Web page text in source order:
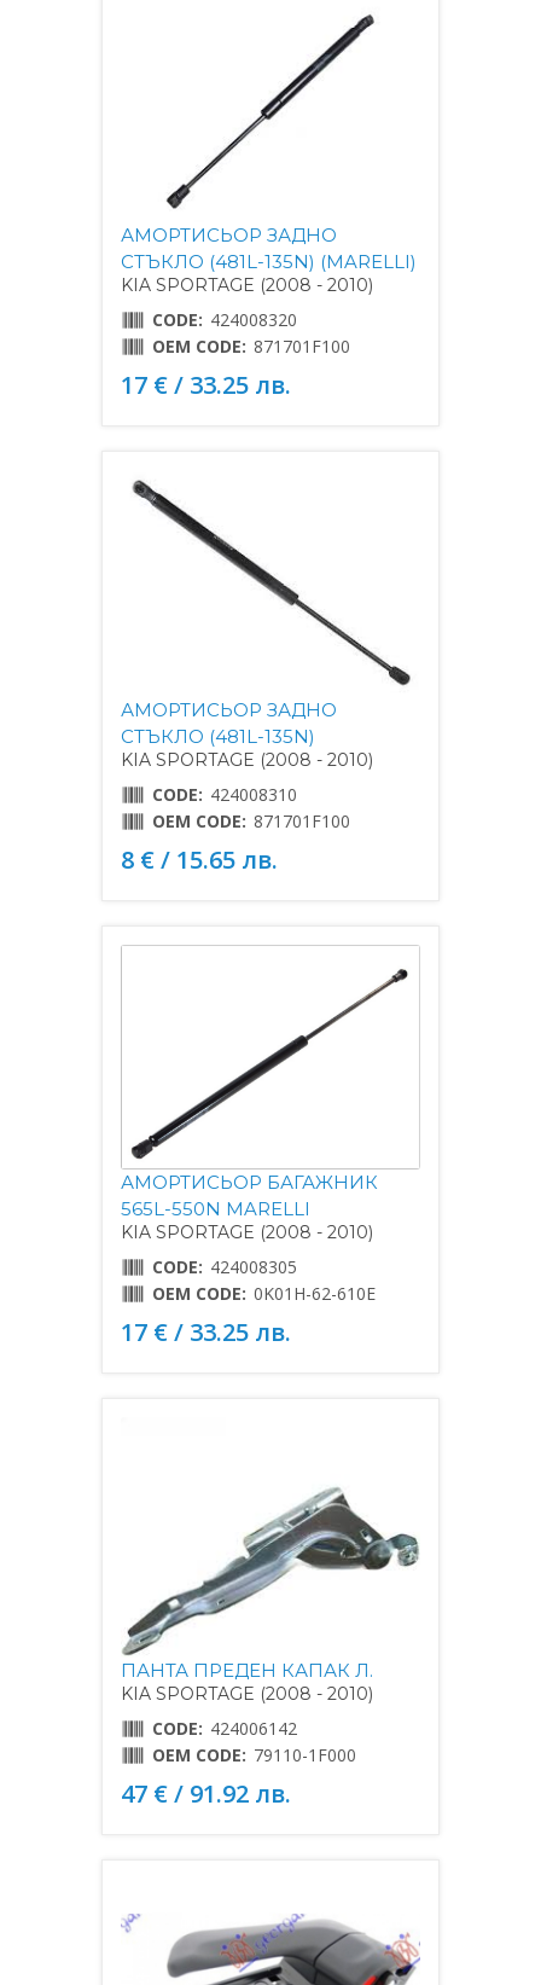
АМОРТИСЬОР ЗАДНО
СТЪКЛО (481L-135N) (MARELLI)
KIA SPORTAGE (2008 - 2010)
CODE: 424008320
OEM CODE: 871701F100
17 € / 33.25 лв.
АМОРТИСЬОР ЗАДНО
СТЪКЛО (481L-135N)
KIA SPORTAGE (2008 - 2010)
CODE: 424008310
OEM CODE: 871701F100
8 € / 15.65 лв.
АМОРТИСЬОР БАГАЖНИК
565L-550N MARELLI
KIA SPORTAGE (2008 - 2010)
CODE: 424008305
OEM CODE: 0K01H-62-610E
17 € / 33.25 лв.
ПАНТА ПРЕДЕН КАПАК Л.
KIA SPORTAGE (2008 - 2010)
CODE: 424006142
OEM CODE: 79110-1F000
47 € / 91.92 лв.